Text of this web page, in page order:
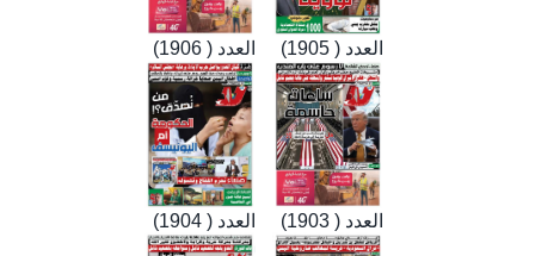
العدد ( 1906) العدد ( 1905)
العدد ( 1904) العدد ( 1903)